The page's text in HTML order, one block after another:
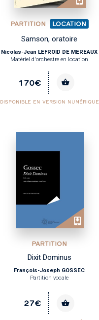
PARTITION LOCATION
Samson, oratoire
Nicolas-Jean LEFROID DE MEREAUX
Matériel d'orchestre en location
170€
DISPONIBLE EN VERSION NUMÉRIQUE
PARTITION
Dixit Dominus
François-Joseph GOSSEC
Partition vocale
27€